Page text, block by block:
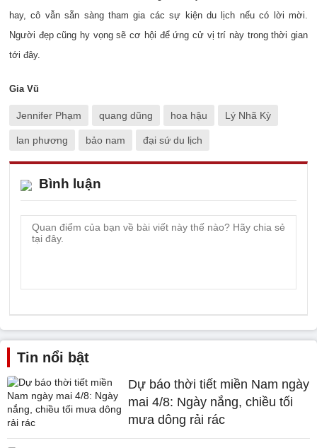
hay, cô vẫn sẵn sàng tham gia các sự kiện du lịch nếu có lời mời.
Người đẹp cũng hy vọng sẽ cơ hội để ứng cử vị trí này trong thời gian
tới đây.
Gia Vũ
Jennifer Phạm quang dũng hoa hậu Lý Nhã Kỳ
lan phương bảo nam đại sứ du lịch
Bình luận
Tin nổi bật
Dự báo thời tiết miền Nam ngày
mai 4/8: Ngày nắng, chiều tối
mưa dông rải rác